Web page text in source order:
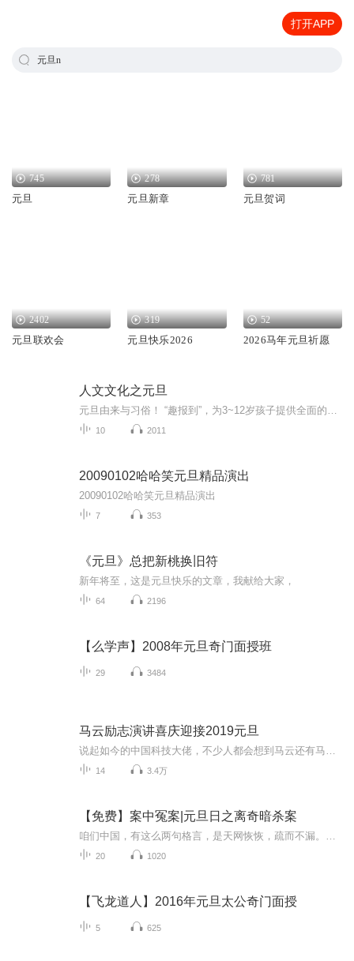
打开APP
元旦n
745
元旦
278
元旦新章
781
元旦贺词
2402
元旦联欢会
319
元旦快乐2026
52
2026马年元旦祈愿
人文文化之元旦
10 2011
20090102哈哈笑元旦精品演出
20090102哈哈笑元旦精品演出
7 353
《元旦》总把新桃换旧符
新年将至，这是元旦快乐的文章，我献给大家，
64 2196
【么学声】2008年元旦奇门面授班
29 3484
马云励志演讲喜庆迎接2019元旦
14 3.4万
【免费】案中冤案|元旦日之离奇暗杀案
20 1020
【飞龙道人】2016年元旦太公奇门面授
5 625